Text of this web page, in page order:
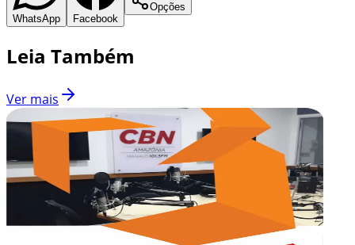
WhatsApp Facebook
Opções
Leia Também
Ver mais